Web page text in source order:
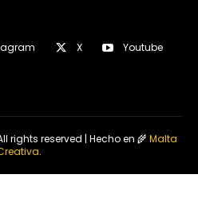
X Youtube
rights reserved | Hecho en 🌾Malta
.